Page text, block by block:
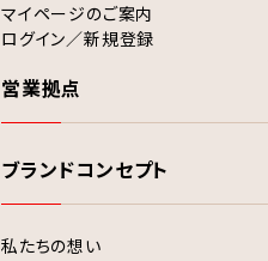
マイページのご案内
ログイン／新規登録
営業拠点
ブランドコンセプト
私たちの想い